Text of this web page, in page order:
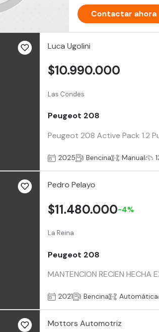
Contactar ahora
Luca Ugolini
Las Condes
Peugeot 208
Peugeot 208 Active Pack 1.2
$10.990.000
2025 Bencina Manual
Pedro Pelayo
La Reina
Peugeot 208
MANTENCION RECIEN HECHA
$11.480.000-4%
2021 Bencina Automática
Mottors Automotriz